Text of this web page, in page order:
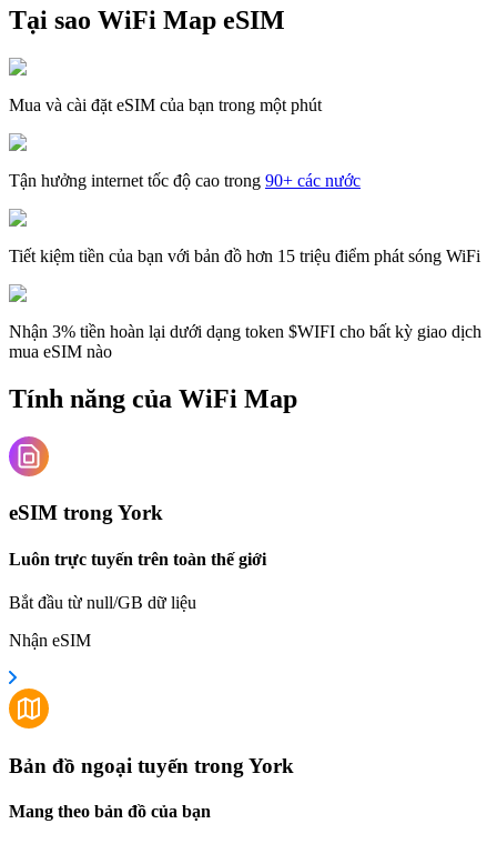
Tại sao WiFi Map eSIM
Mua và cài đặt eSIM của bạn trong một phút
Tận hưởng internet tốc độ cao trong 90+ các nước
Tiết kiệm tiền của bạn với bản đồ hơn 15 triệu điểm phát sóng WiFi
Nhận 3% tiền hoàn lại dưới dạng token $WIFI cho bất kỳ giao dịch
mua eSIM nào
Tính năng của WiFi Map
eSIM trong York
Luôn trực tuyến trên toàn thế giới
Bắt đầu từ null/GB dữ liệu
Nhận eSIM
Bản đồ ngoại tuyến trong York
Mang theo bản đồ của bạn